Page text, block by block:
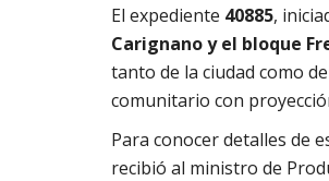
El expediente 40885,
Carignano y el bloque
tanto de la ciudad como
comunitario con
Para conocer detalles de
recibió al ministro de